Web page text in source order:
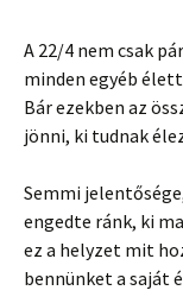
A 22/4 nem csak
minden egyéb
Bár ezekben az
jönni, ki tudnak
Semmi
engedte ránk, ki
ez a helyzet mit
bennünket a saját